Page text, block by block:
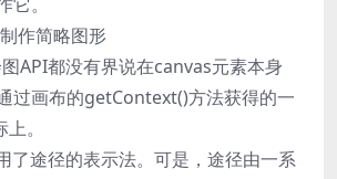
作简略图形
API都没有界说在canvas元素本身
过画布的getContext()方法获得的一
。
了途径的表示法。可是，途径由一系